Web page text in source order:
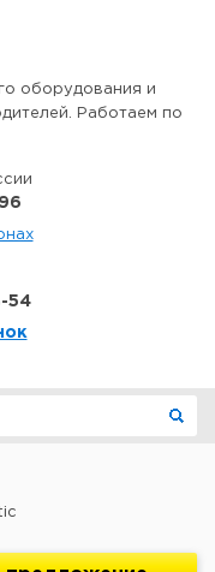
оборудования и
Работаем по
54